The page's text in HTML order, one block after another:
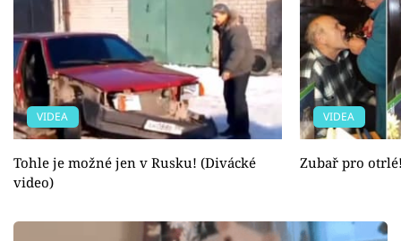
VIDEA
Tohle je možné jen v Rusku! (Divácké
video)
VIDEA
Zubař pro